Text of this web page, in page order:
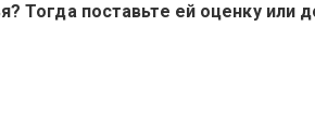
Тогда поставьте ей оценку или